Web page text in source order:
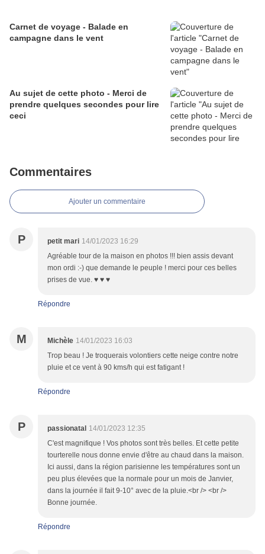
Carnet de voyage - Balade en
campagne dans le vent
Au sujet de cette photo - Merci de
prendre quelques secondes pour lire
ceci
Commentaires
Ajouter un commentaire
P petit mari 14/01/2023 16:29
Agréable tour de la maison en photos !!! bien assis devant
mon ordi :-) que demande le peuple ! merci pour ces belles
prises de vue. ♥ ♥ ♥
Répondre
M Michèle 14/01/2023 16:03
Trop beau ! Je troquerais volontiers cette neige contre notre
pluie et ce vent à 90 kms/h qui est fatigant !
Répondre
P passionatal 14/01/2023 12:35
C'est magnifique ! Vos photos sont très belles. Et cette petite
tourterelle nous donne envie d'être au chaud dans la maison.
Ici aussi, dans la région parisienne les températures sont un
peu plus élevées que la normale pour un mois de Janvier,
dans la journée il fait 9-10° avec de la pluie.<br /> <br />
Bonne journée.
Répondre